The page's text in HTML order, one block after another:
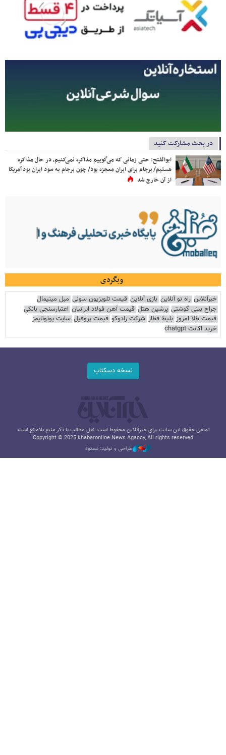
در بحث مشارکت کنید
ابوالفتح: حتی زمانی که می‌گوییم مذاکره نمی‌کنیم، در حال مذاکره
هستیم/ برجام برای ایران معجزه بود/ چون برجام به سود ایران بود آمریکا
از آن خارج شد
وبگردی
خبرآنلاین راه نو آنلاین بازی آنلاین قیمت تلویزیون سونی مبل مینیمال
جراح بینی گوشتی پرشین هتل قیمت آهن فولاد ایرانیان اعتبارسنجی بانکی
قیمت طلا امروز بلیط قطار شرکت رادوکو قیمت پروفیل سایت یوتوتایمز
خرید اکانت chatgpt
نسخه دسکتاپ
تمامی حقوق این سایت برای خبرآنلاین محفوظ است. نقل مطالب با ذکر منبع بلامانع است.
Copyright © 2025 khabaronline News Agancy, All rights reserved
طراحی و تولید: نستوه